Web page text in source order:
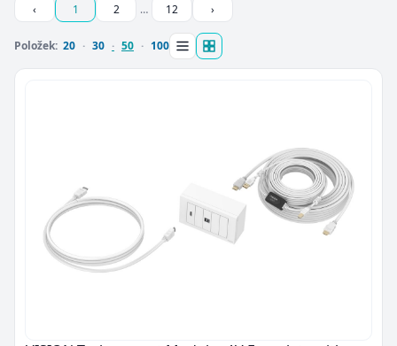
‹ 1 2 … 12 ›
Položek: 20 30 50 100